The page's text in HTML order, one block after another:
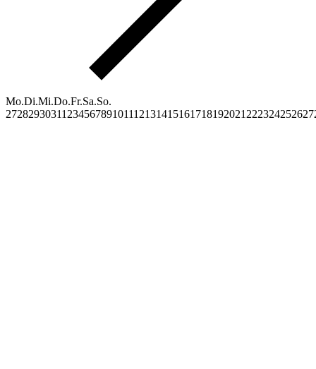
Mo.Di.Mi.Do.Fr.Sa.So.
2728293031123456789101112131415161718192021222324252627